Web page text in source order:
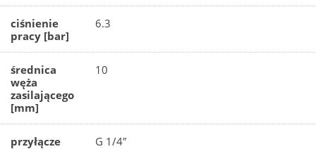
ciśnienie
pracy [bar]
6.3
średnica
węża
zasilającego
[mm]
10
przyłącze
G 1/4″